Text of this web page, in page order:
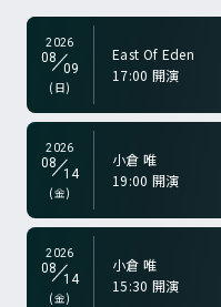
2026
08
09
(日)
East Of Eden
17:00 開演
color="gry">
2026
08
14
(金)
小倉 唯
19:00 開演
color="gry">
2026
08
14
(金)
小倉 唯
15:30 開演
color="gry">